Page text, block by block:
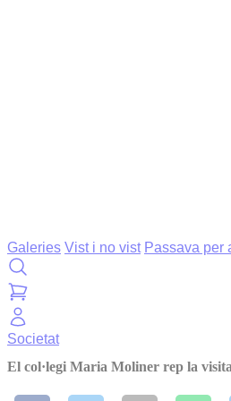
Galeries Vist i no vist Passava per
Societat
El col·legi Maria Moliner rep la